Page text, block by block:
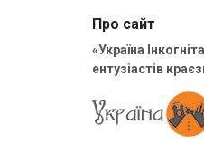
Про сайт
«Україна
ентузіастів